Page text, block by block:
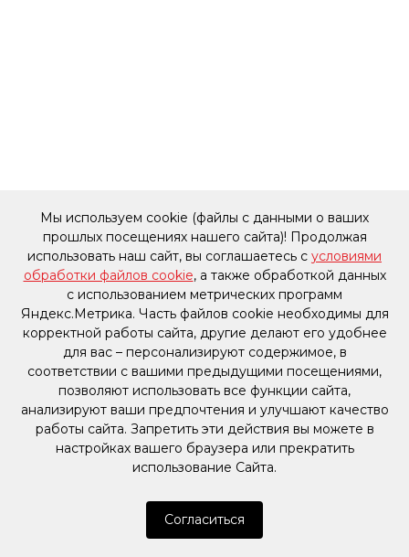
Мы используем cookie (файлы с данными о ваших
прошлых посещениях нашего сайта)! Продолжая
использовать наш сайт, вы соглашаетесь с условиями
обработки файлов cookie, а также обработкой данных
с использованием метрических программ
Яндекс.Метрика. Часть файлов cookie необходимы для
корректной работы сайта, другие делают его удобнее
для вас – персонализируют содержимое, в
соответствии с вашими предыдущими посещениями,
позволяют использовать все функции сайта,
анализируют ваши предпочтения и улучшают качество
работы сайта. Запретить эти действия вы можете в
настройках вашего браузера или прекратить
использование Сайта.
Согласиться